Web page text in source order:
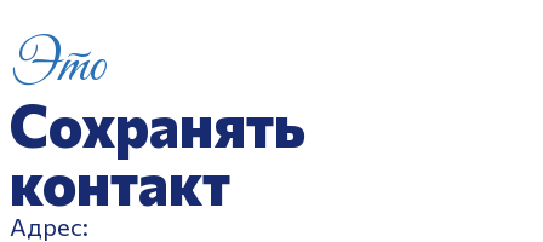
Это
Сохранять
контакт
Адрес: